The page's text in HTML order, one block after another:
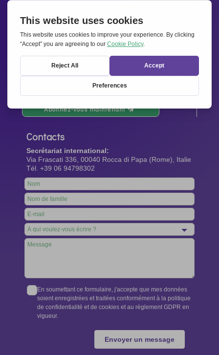
Faites un don maintenant
Newsletter
Restez au courant de toutes les dernières nouvelles
Abonnez-vous maintenant
Contacts
Secrétariat international:
Via Frascati 336, 00040 Rocca di Papa (Rome), Italie
Tél. +39 06 94798302
Leave
this
field
blank
En soumettant ce formulaire, j'accepte que mes données
soient enregistrées et traitées conformément à la politique
de confidentialité et de cookies et au règlement GDPR en
vigueur.
Envoyer un message